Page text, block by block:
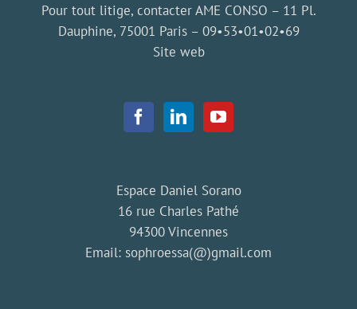
Pour tout litige, contacter AME CONSO – 11 Pl.
Dauphine, 75001 Paris – 09•53•01•02•69
Site web
Espace Daniel Sorano
16 rue Charles Pathé
94300 Vincennes
Email: sophroessa(@)gmail.com